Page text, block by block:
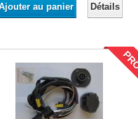
au panier Détails